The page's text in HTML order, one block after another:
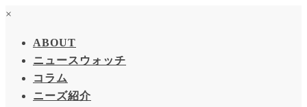
×
ABOUT
ニュースウォッチ
コラム
ニーズ紹介